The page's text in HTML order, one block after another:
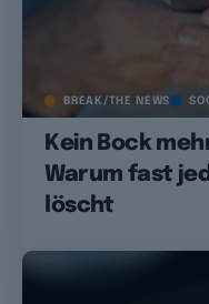
BREAK/THE NEWS
Kein Bock
Warum fast
löscht